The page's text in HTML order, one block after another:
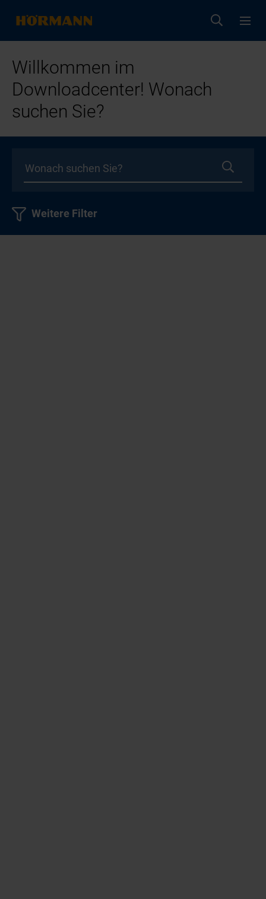
Willkommen im
Downloadcenter! Wonach
suchen Sie?
Weitere Filter